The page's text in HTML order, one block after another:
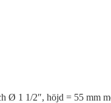
Ø 1 1/2″, höjd = 55 mm